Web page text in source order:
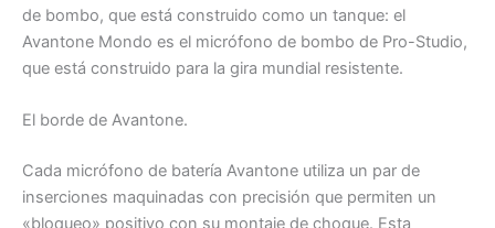
de bombo, que está construido como un tanque: el
Avantone Mondo es el micrófono de bombo de Pro-Studio,
que está construido para la gira mundial resistente.
El borde de Avantone.
Cada micrófono de batería Avantone utiliza un par de
inserciones maquinadas con precisión que permiten un
«bloqueo» positivo con su montaje de choque. Esta